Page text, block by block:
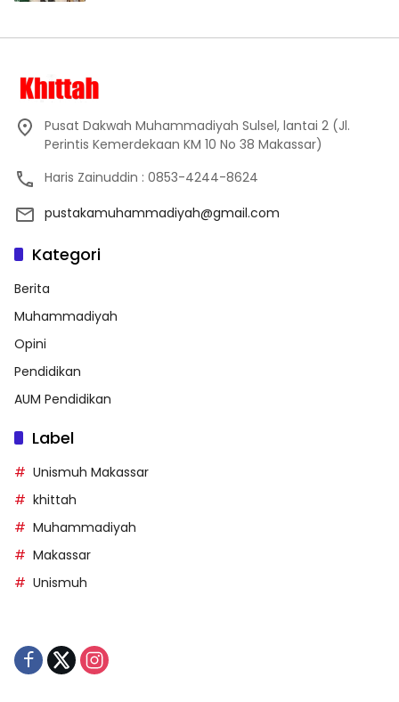
Pusat Dakwah Muhammadiyah Sulsel, lantai 2 (Jl.
Perintis Kemerdekaan KM 10 No 38 Makassar)
Haris Zainuddin : 0853-4244-8624
pustakamuhammadiyah@gmail.com
Kategori
Berita
Muhammadiyah
Opini
Pendidikan
AUM Pendidikan
Label
Unismuh Makassar
khittah
Muhammadiyah
Makassar
Unismuh